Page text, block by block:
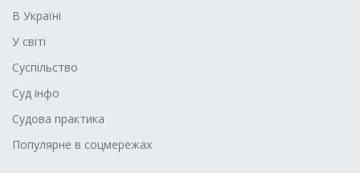
В Україні
У світі
Суспільство
Суд інфо
Судова практика
Популярне в соцмережах